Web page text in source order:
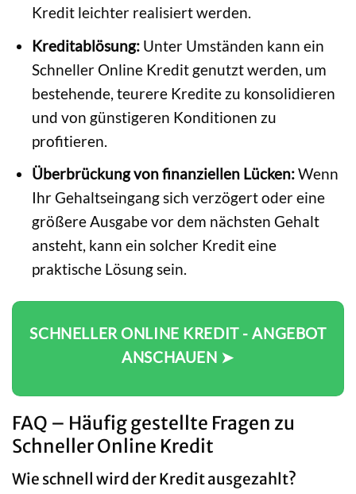
Kredit leichter realisiert werden.
Kreditablösung:Unter Umständen kann ein
Schneller Online Kredit genutzt werden, um
bestehende, teurere Kredite zu konsolidieren
und von günstigeren Konditionen zu
profitieren.
Überbrückung von finanziellen Lücken:Wenn
Ihr Gehaltseingang sich verzögert oder eine
größere Ausgabe vor dem nächsten Gehalt
ansteht, kann ein solcher Kredit eine
praktische Lösung sein.
SCHNELLER ONLINE KREDIT - ANGEBOT
ANSCHAUEN ➤
FAQ – Häufig gestellte Fragen zu
Schneller Online Kredit
Wie schnell wird der Kredit ausgezahlt?